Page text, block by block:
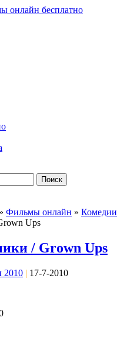
» Фильмы онлайн » Комедии
Ups
/ Grown Ups
| 17-7-2010